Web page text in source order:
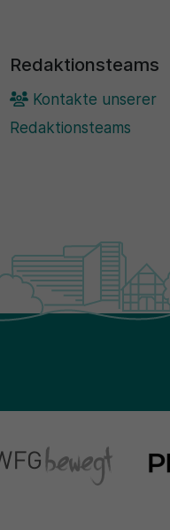
Redaktionsteams
Kontakte unserer
Redaktionsteams